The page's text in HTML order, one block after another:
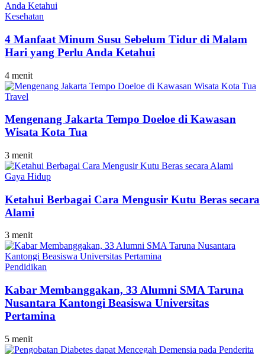
Kesehatan
4 Manfaat Minum Susu Sebelum Tidur di Malam
Hari yang Perlu Anda Ketahui
4 menit
Travel
Mengenang Jakarta Tempo Doeloe di Kawasan
Wisata Kota Tua
3 menit
Gaya Hidup
Ketahui Berbagai Cara Mengusir Kutu Beras secara
Alami
3 menit
Pendidikan
Kabar Membanggakan, 33 Alumni SMA Taruna
Nusantara Kantongi Beasiswa Universitas
Pertamina
5 menit